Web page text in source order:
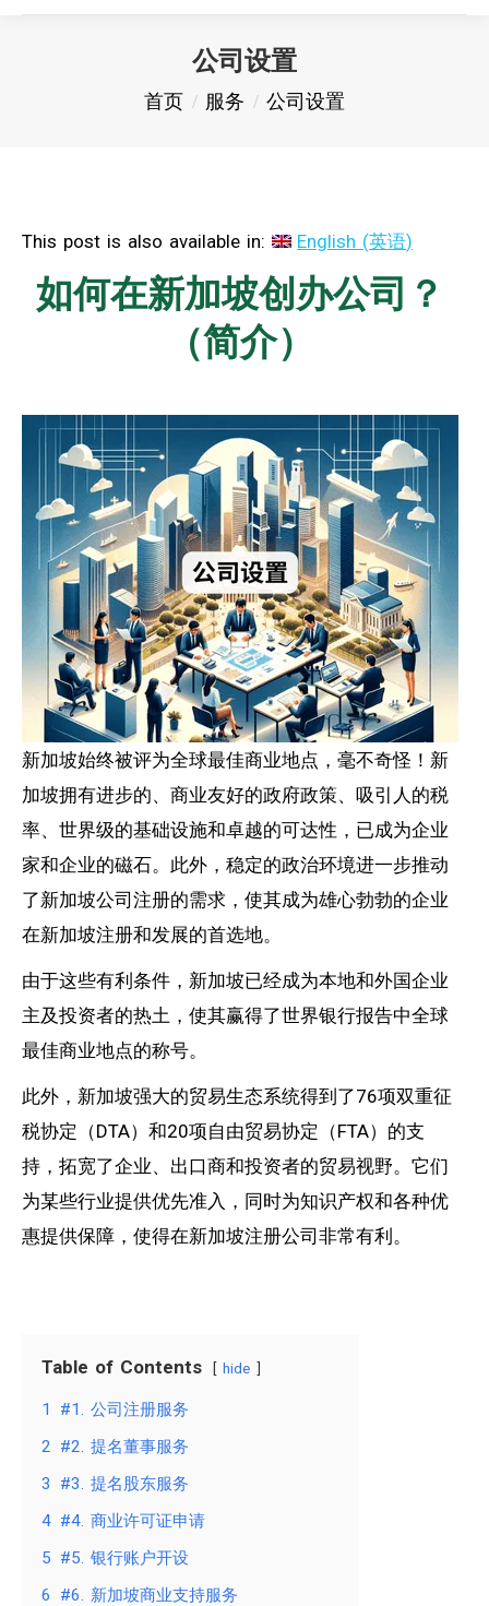
公司设置
您在这里：
首页 服务 公司设置
This post is also available in: English (英语)
如何在新加坡创办公司？
（简介）
新加坡始终被评为全球最佳商业地点，毫不奇怪！新
加坡拥有进步的、商业友好的政府政策、吸引人的税
率、世界级的基础设施和卓越的可达性，已成为企业
家和企业的磁石。此外，稳定的政治环境进一步推动
了新加坡公司注册的需求，使其成为雄心勃勃的企业
在新加坡注册和发展的首选地。
由于这些有利条件，新加坡已经成为本地和外国企业
主及投资者的热土，使其赢得了世界银行报告中全球
最佳商业地点的称号。
此外，新加坡强大的贸易生态系统得到了76项双重征
税协定（DTA）和20项自由贸易协定（FTA）的支
持，拓宽了企业、出口商和投资者的贸易视野。它们
为某些行业提供优先准入，同时为知识产权和各种优
惠提供保障，使得在新加坡注册公司非常有利。
Table of Contents hide
1
#1. 公司注册服务
2 #2. 提名董事服务
3
#3. 提名股东服务
4 #4. 商业许可证申请
5 #5. 银行账户开设
6
#6. 新加坡商业支持服务